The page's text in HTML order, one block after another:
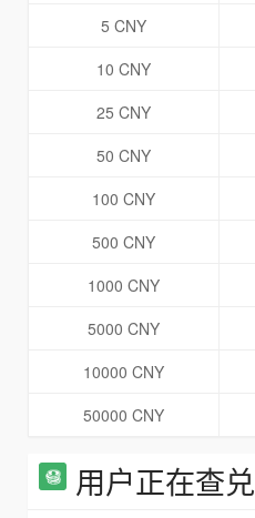
5 CNY
10 CNY
25 CNY
50 CNY
100 CNY
500 CNY
1000 CNY
5000 CNY
10000 CNY
50000 CNY
用户正在查兑